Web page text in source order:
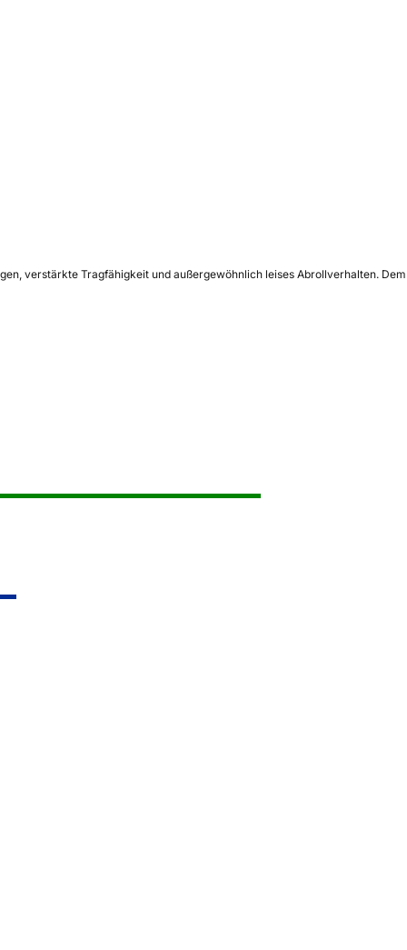
verstärkte Tragfähigkeit und außergewöhnlich leises Abrollverhalten. Dem